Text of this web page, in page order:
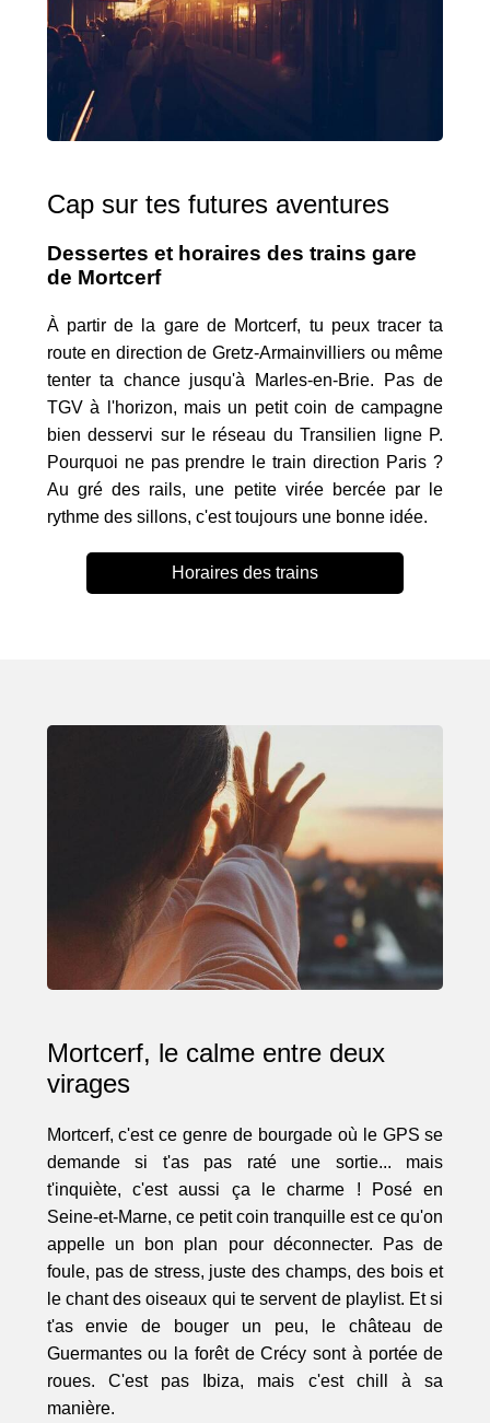
Cap sur tes futures aventures
Dessertes et horaires des trains gare
de Mortcerf
À partir de la gare de Mortcerf, tu peux tracer ta
route en direction de Gretz-Armainvilliers ou même
tenter ta chance jusqu'à Marles-en-Brie. Pas de
TGV à l'horizon, mais un petit coin de campagne
bien desservi sur le réseau du Transilien ligne P.
Pourquoi ne pas prendre le train direction Paris ?
Au gré des rails, une petite virée bercée par le
rythme des sillons, c'est toujours une bonne idée.
Horaires des trains
Mortcerf, le calme entre deux
virages
Mortcerf, c'est ce genre de bourgade où le GPS se
demande si t'as pas raté une sortie... mais
t'inquiète, c'est aussi ça le charme ! Posé en
Seine-et-Marne, ce petit coin tranquille est ce qu'on
appelle un bon plan pour déconnecter. Pas de
foule, pas de stress, juste des champs, des bois et
le chant des oiseaux qui te servent de playlist. Et si
t'as envie de bouger un peu, le château de
Guermantes ou la forêt de Crécy sont à portée de
roues. C'est pas Ibiza, mais c'est chill à sa
manière.